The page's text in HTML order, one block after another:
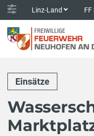
Linz-Land
Einsätze